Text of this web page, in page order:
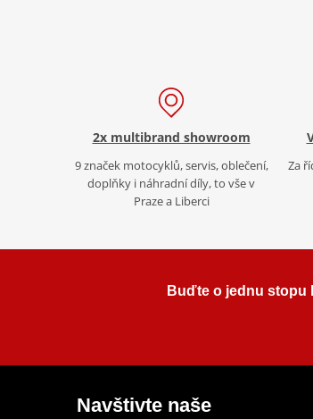
2x multibrand showroom
9 značek motocyklů, servis, oblečení,
doplňky i náhradní díly, to vše v
Praze a Liberci
Za
Buďte o jednu stopu
Navštivte naše